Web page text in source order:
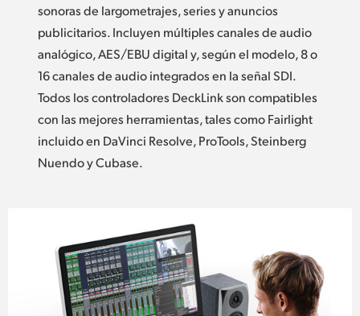
sonoras de largometrajes, series y anuncios
publicitarios. Incluyen múltiples canales de audio
analógico, AES/EBU digital y, según el modelo, 8 o
16 canales de audio integrados en la señal SDI.
Todos los controladores DeckLink son compatibles
con las mejores herramientas, tales como Fairlight
incluido en DaVinci Resolve, ProTools, Steinberg
Nuendo y Cubase.